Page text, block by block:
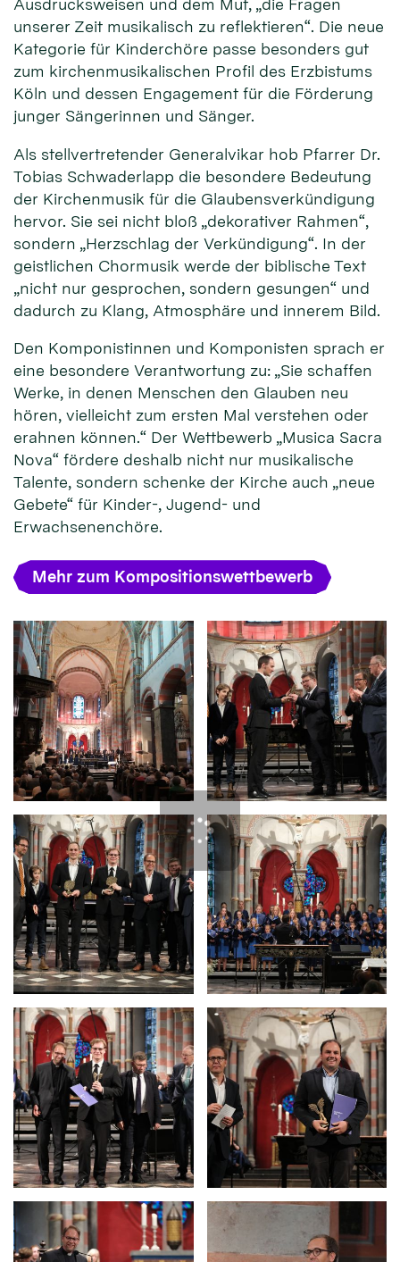
unserer Zeit musikalisch zu reflektieren“. Die neue
Kategorie für Kinderchöre passe besonders gut
zum kirchenmusikalischen Profil des Erzbistums
Köln und dessen Engagement für die Förderung
junger Sängerinnen und Sänger.
Als stellvertretender Generalvikar hob Pfarrer Dr.
Tobias Schwaderlapp die besondere Bedeutung
der Kirchenmusik für die Glaubensverkündigung
hervor. Sie sei nicht bloß „dekorativer Rahmen“,
sondern „Herzschlag der Verkündigung“. In der
geistlichen Chormusik werde der biblische Text
„nicht nur gesprochen, sondern gesungen“ und
dadurch zu Klang, Atmosphäre und innerem Bild.
Den Komponistinnen und Komponisten sprach er
eine besondere Verantwortung zu: „Sie schaffen
Werke, in denen Menschen den Glauben neu
hören, vielleicht zum ersten Mal verstehen oder
erahnen können.“ Der Wettbewerb „Musica Sacra
Nova“ fördere deshalb nicht nur musikalische
Talente, sondern schenke der Kirche auch „neue
Gebete“ für Kinder-, Jugend- und
Erwachsenenchöre.
Mehr zum Kompositionswettbewerb